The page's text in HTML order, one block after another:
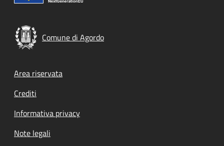
Comune di Agordo
Footer menu
Area riservata
Crediti
Informativa privacy
Note legali